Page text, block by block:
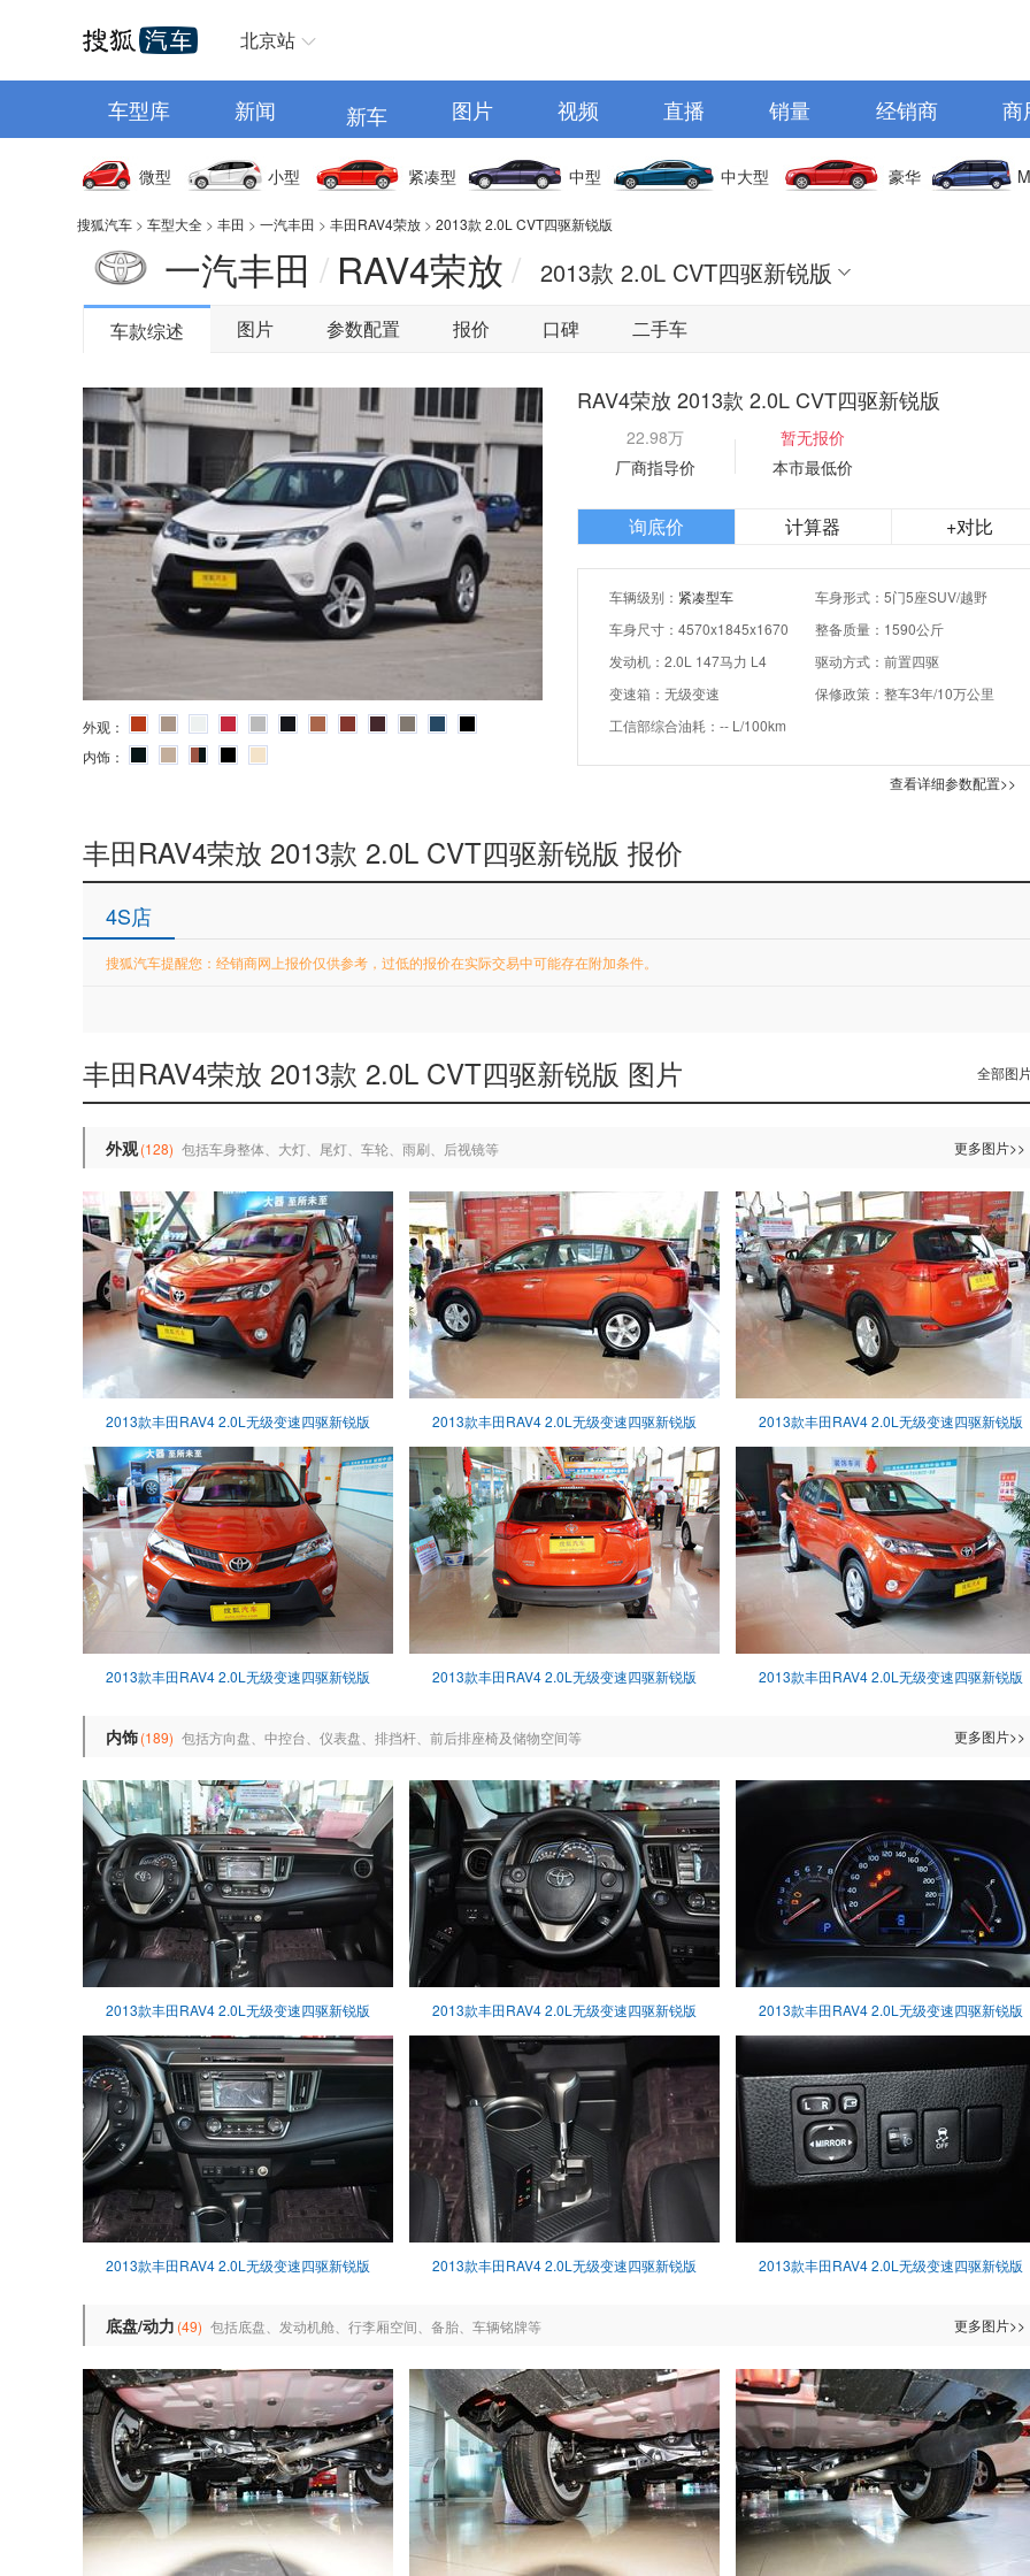
北京站
车型库 新闻 新车 图片 视频 直播 销量 经销商 商
微型 小型 紧凑型 中型 中大型 豪华
搜狐汽车 > 车型大全 > 丰田 > 一汽丰田 > 丰田RAV4荣放 > 2013款 2.0L CVT四驱新锐版
一汽丰田 / RAV4荣放/ 2013款 2.0L CVT四驱新锐版
车款综述 图片 参数配置 报价 口碑 二手车
外观：
内饰：
RAV4荣放 2013款 2.0L CVT四驱新锐版
22.98万
厂商指导价
暂无报价
本市最低价
询底价 计算器 +对比
车辆级别： 紧凑型车
车身形式：5门5座SUV/越野
车身尺寸：4570x1845x1670
整备质量：1590公斤
发动机：2.0L 147马力 L4
驱动方式：前置四驱
变速箱：无级变速
保修政策：整车3年/10万公里
工信部综合油耗：-- L/100km
查看详细参数配置>>
丰田RAV4荣放 2013款 2.0L CVT四驱新锐版 报价
4S店
搜狐汽车提醒您：经销商网上报价仅供参考，过低的报价在实际交易中可能存在附加条件。
丰田RAV4荣放 2013款 2.0L CVT四驱新锐版 图片 全部图
更多图片>>
外观(128) 包括车身整体、大灯、尾灯、车轮、雨刷、后视镜等
2013款丰田RAV4 2.0L无级变速四驱新锐版 2013款丰田RAV4 2.0L无级变速四驱新锐版 2013款丰田RAV4 2.0L无级变速四驱新锐版
2013款丰田RAV4 2.0L无级变速四驱新锐版 2013款丰田RAV4 2.0L无级变速四驱新锐版 2013款丰田RAV4 2.0L无级变速四驱新锐版
更多图片>>
内饰(189) 包括方向盘、中控台、仪表盘、排挡杆、前后排座椅及储物空间等
2013款丰田RAV4 2.0L无级变速四驱新锐版 2013款丰田RAV4 2.0L无级变速四驱新锐版 2013款丰田RAV4 2.0L无级变速四驱新锐版
2013款丰田RAV4 2.0L无级变速四驱新锐版 2013款丰田RAV4 2.0L无级变速四驱新锐版 2013款丰田RAV4 2.0L无级变速四驱新锐版
更多图片>>
底盘/动力 (49) 包括底盘、发动机舱、行李厢空间、备胎、车辆铭牌等